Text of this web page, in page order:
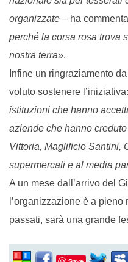
organizzate – ha
perché la corsa rosa trova
nostra terra».
Infine un ringraziamento
voluto sostenere
istituzioni che hanno
aziende che hanno
Vittoria, Maglificio Santini,
supermercati e al media
A un mese dall’arrivo del
l’organizzazione è a
passati, sarà una grande